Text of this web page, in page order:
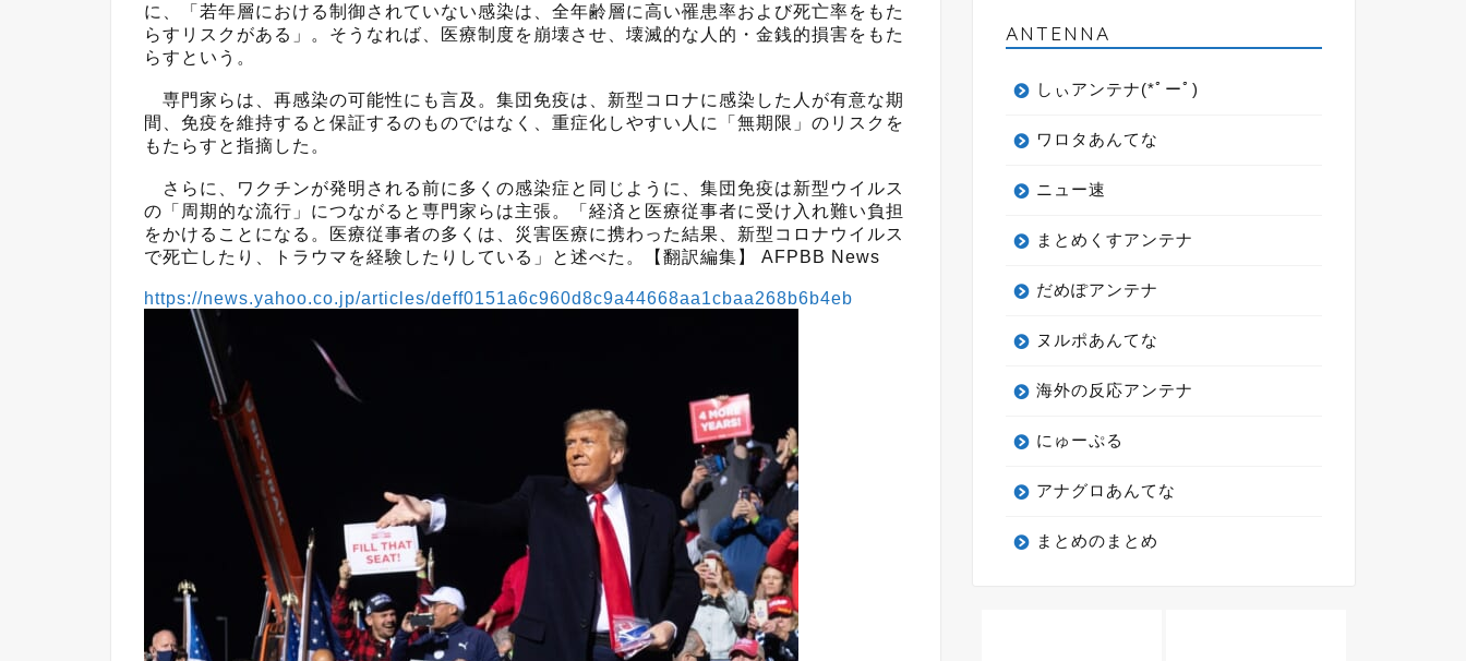
に、「若年層における制御されていない感染は、全年齢層に高い罹患率および死亡率をもた
らすリスクがある」。そうなれば、医療制度を崩壊させ、壊滅的な人的・金銭的損害をもた
らすという。
専門家らは、再感染の可能性にも言及。集団免疫は、新型コロナに感染した人が有意な期
間、免疫を維持すると保証するのものではなく、重症化しやすい人に「無期限」のリスクを
もたらすと指摘した。
さらに、ワクチンが発明される前に多くの感染症と同じように、集団免疫は新型ウイルス
の「周期的な流行」につながると専門家らは主張。「経済と医療従事者に受け入れ難い負担
をかけることになる。医療従事者の多くは、災害医療に携わった結果、新型コロナウイルス
で死亡したり、トラウマを経験したりしている」と述べた。【翻訳編集】 AFPBB News
https://news.yahoo.co.jp/articles/deff0151a6c960d8c9a44668aa1cbaa268b6b4eb
ANTENNA
しぃアンテナ(*ﾟーﾟ)
ワロタあんてな
ニュー速
まとめくすアンテナ
だめぽアンテナ
ヌルポあんてな
海外の反応アンテナ
にゅーぷる
アナグロあんてな
まとめのまとめ